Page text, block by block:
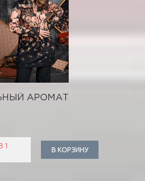
АРОМАТ
1
В КОРЗИНУ